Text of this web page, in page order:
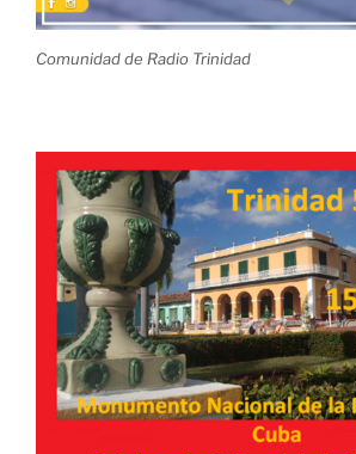
Comunidad de Radio Trinidad